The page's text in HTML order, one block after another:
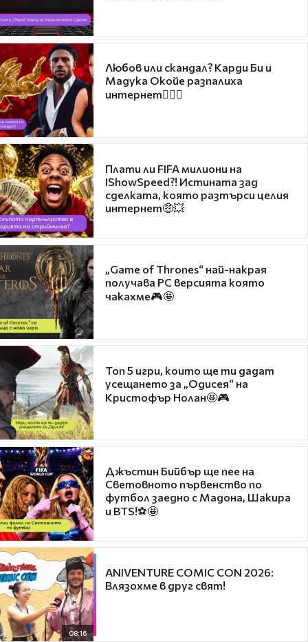
Любов или скандал? Карди Би и
Мадука Окойе разпалиха
интернет❤️‍🔥🔥
Плати ли FIFA милиони на
IShowSpeed?! Истината зад
сделката, която разтърси целия
интернет🤑💥
„Game of Thrones“ най-накрая
получава PC версията която
чакахме🎮🤩
Топ 5 игри, които ще ти дадат
усещането за „Одисея“ на
Кристофър Нолан🤩🎮
Джъстин Бийбър ще пее на
Световното първенство по
футбол заедно с Мадона, Шакира
и BTS!⚽🤩
08:16
ANIVENTURE COMIC CON 2026:
Влязохме в друг свят!